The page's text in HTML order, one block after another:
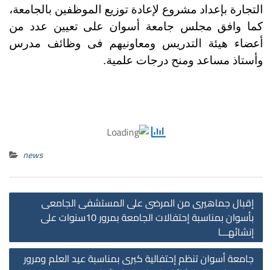
التجارة بإعداد مشروع لإعادة توزيع الموظفين بالجامعة،
كما وافق مجلس جامعة أسوان على تعيين عدد من
أعضاء هيئة التدريس ومعاونيهم فى وظائف مدرس
وأستاذ مساعد ومنح درجات علمية.
news
إقبال جماهيرى من المرضى على المستشفى الجامعى
بأسوان بمناسبة إحتفالات الجامعة بمرور 10سنوات على
إنشائهـــا
جامعة أسوان تنظم إحتفالية كبرى بمناسبة عيد العلم ومرور